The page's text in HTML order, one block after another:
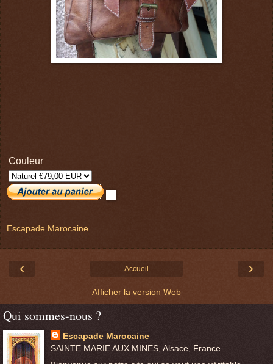
Couleur
Escapade Marocaine
‹ ›
Accueil
Afficher la version Web
Qui sommes-nous ?
Escapade Marocaine
SAINTE MARIE AUX MINES, Alsace, France